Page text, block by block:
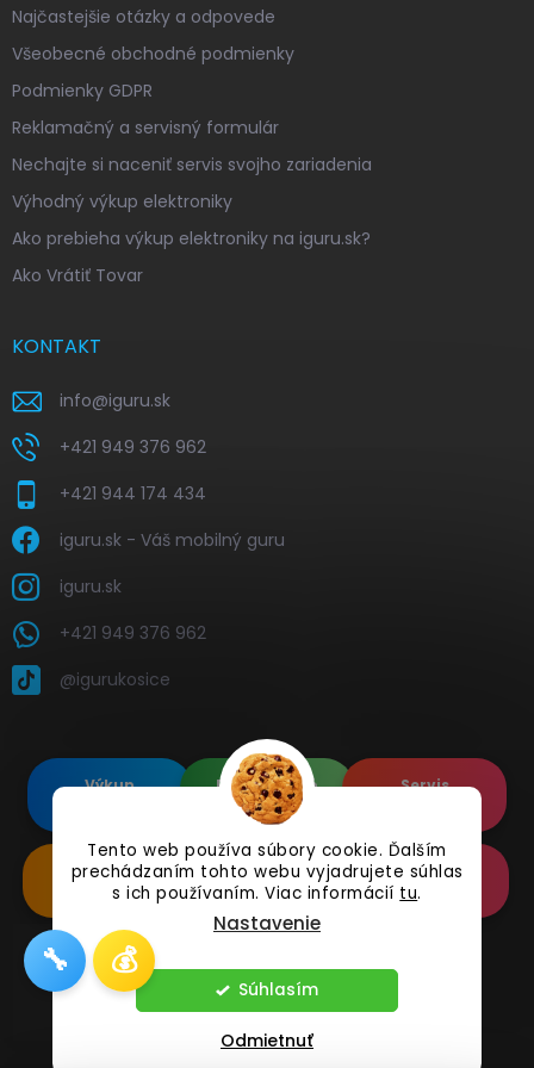
Tento web používa súbory cookie. Ďalším
prechádzaním tohto webu vyjadrujete súhlas
s ich používaním. Viac informácií tu.
Nastavenie
Odmietnuť
Súhlasím
Najčastejšie otázky a odpovede
Všeobecné obchodné podmienky
Podmienky GDPR
Reklamačný a servisný formulár
Nechajte si naceniť servis svojho zariadenia
Výhodný výkup elektroniky
Ako prebieha výkup elektroniky na iguru.sk?
Ako Vrátiť Tovar
KONTAKT
info@iguru.sk
+421 949 376 962
+421 944 174 434
iguru.sk - Váš mobilný guru
iguru.sk
+421 949 376 962
@igurukosice
Výkup
Renovované
Apple's
Servis
Renovované
Samsung's
Doplnkové
Príslušenstvo
Online
Reklamácia
Vytvoril Shoptet
Copyright 2026 iguru.sk. Všetky práva vyhradené.
🔧 💰